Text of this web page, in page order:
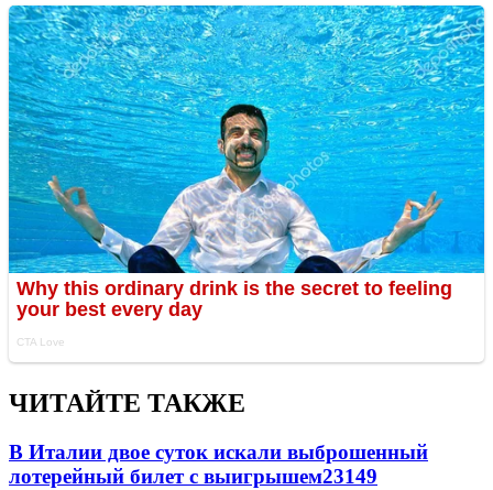
ЧИТАЙТЕ ТАКЖЕ
В Италии двое суток искали выброшенный
лотерейный билет с выигрышем23149